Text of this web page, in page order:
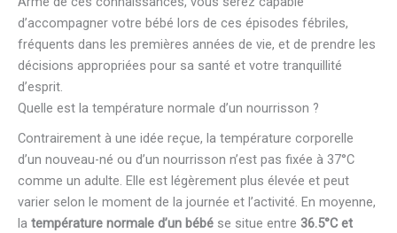
d’accompagner votre bébé lors de ces épisodes fébriles,
fréquents dans les premières années de vie, et de prendre les
décisions appropriées pour sa santé et votre tranquillité
d’esprit.
Quelle est la température normale d’un nourrisson ?
Contrairement à une idée reçue, la température corporelle
d’un nouveau-né ou d’un nourrisson n’est pas fixée à 37°C
comme un adulte. Elle est légèrement plus élevée et peut
varier selon le moment de la journée et l’activité. En moyenne,
la température normale d’un bébé se situe entre 36.5°C et